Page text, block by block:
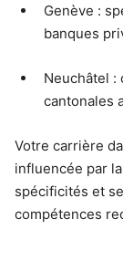
Genève :
banques
Neuchâtel :
cantonales
Votre carrière
influencée par
spécificités et
compétences